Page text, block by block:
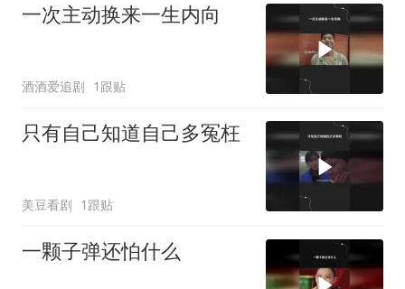
一次主动换来一生内向
酒酒爱追剧 1跟贴
只有自己知道自己多冤枉
美豆看剧 1跟贴
一颗子弹还怕什么